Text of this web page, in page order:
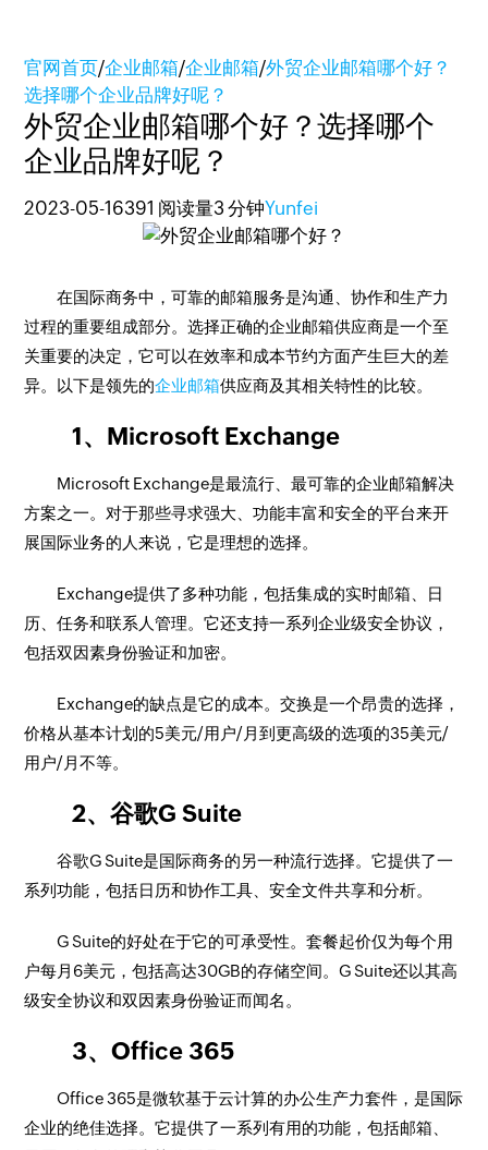
官网首页/企业邮箱/企业邮箱/外贸企业邮箱哪个好？
选择哪个企业品牌好呢？
外贸企业邮箱哪个好？选择哪个
企业品牌好呢？
2023-05-16391 阅读量3 分钟Yunfei
在国际商务中，可靠的邮箱服务是沟通、协作和生产力
过程的重要组成部分。选择正确的企业邮箱供应商是一个至
关重要的决定，它可以在效率和成本节约方面产生巨大的差
异。以下是领先的企业邮箱供应商及其相关特性的比较。
1、Microsoft Exchange
Microsoft Exchange是最流行、最可靠的企业邮箱解决
方案之一。对于那些寻求强大、功能丰富和安全的平台来开
展国际业务的人来说，它是理想的选择。
Exchange提供了多种功能，包括集成的实时邮箱、日
历、任务和联系人管理。它还支持一系列企业级安全协议，
包括双因素身份验证和加密。
Exchange的缺点是它的成本。交换是一个昂贵的选择，
价格从基本计划的5美元/用户/月到更高级的选项的35美元/
用户/月不等。
2、谷歌G Suite
谷歌G Suite是国际商务的另一种流行选择。它提供了一
系列功能，包括日历和协作工具、安全文件共享和分析。
G Suite的好处在于它的可承受性。套餐起价仅为每个用
户每月6美元，包括高达30GB的存储空间。G Suite还以其高
级安全协议和双因素身份验证而闻名。
3、Office 365
Office 365是微软基于云计算的办公生产力套件，是国际
企业的绝佳选择。它提供了一系列有用的功能，包括邮箱、